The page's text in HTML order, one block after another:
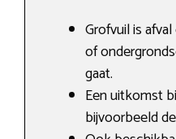
Grofvuil is
of
gaat.
Een uitkomst
bijvoorbeeld